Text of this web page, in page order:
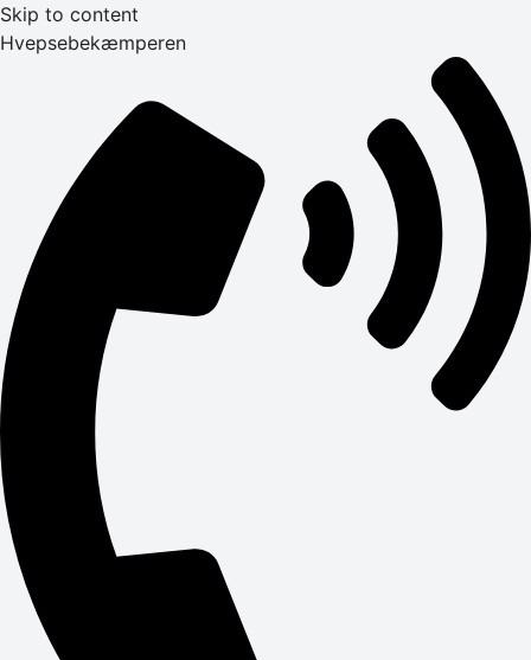
Skip to content
Hvepsebekæmperen